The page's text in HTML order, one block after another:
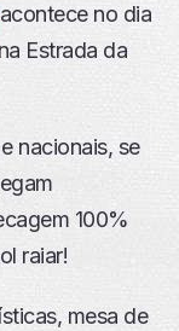
acontece no dia
Estrada da
nacionais, se
100%
raiar!
mesa de